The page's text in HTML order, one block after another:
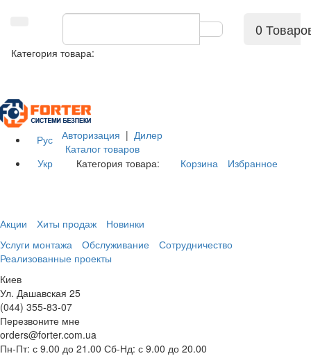
0
Категория товара:
Рус
Укр
Авторизация | Дилер
Каталог товаров
Категория товара:
Корзина Избранное
Акции Хиты продаж
Новинки
Услуги монтажа
Обслуживание
Сотрудничество
Реализованные проекты
Киев
Ул. Дашавская 25
(044) 355-83-07
Перезвоните мне
orders@forter.com.ua
Пн-Пт: с 9.00 до 21.00 Сб-Нд: с 9.00 до 20.00